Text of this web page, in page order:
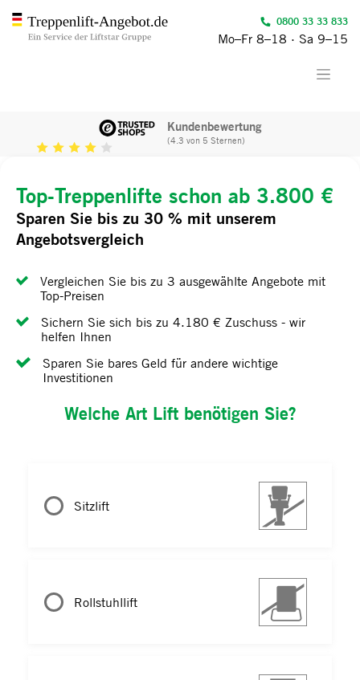
0800 33 33 833
Mo–Fr 8–18 · Sa 9–15
Kundenbewertung
(4.3 von 5 Sternen)
Top-Treppenlifte schon ab 3.800 €
Sparen Sie bis zu 30 % mit unserem
Angebotsvergleich
Vergleichen Sie bis zu 3 ausgewählte Angebote mit
Top-Preisen
Sichern Sie sich bis zu 4.180 € Zuschuss - wir
helfen Ihnen
Sparen Sie bares Geld für andere wichtige
Investitionen
Welche Art Lift benötigen Sie?
Sitzlift
Rollstuhllift